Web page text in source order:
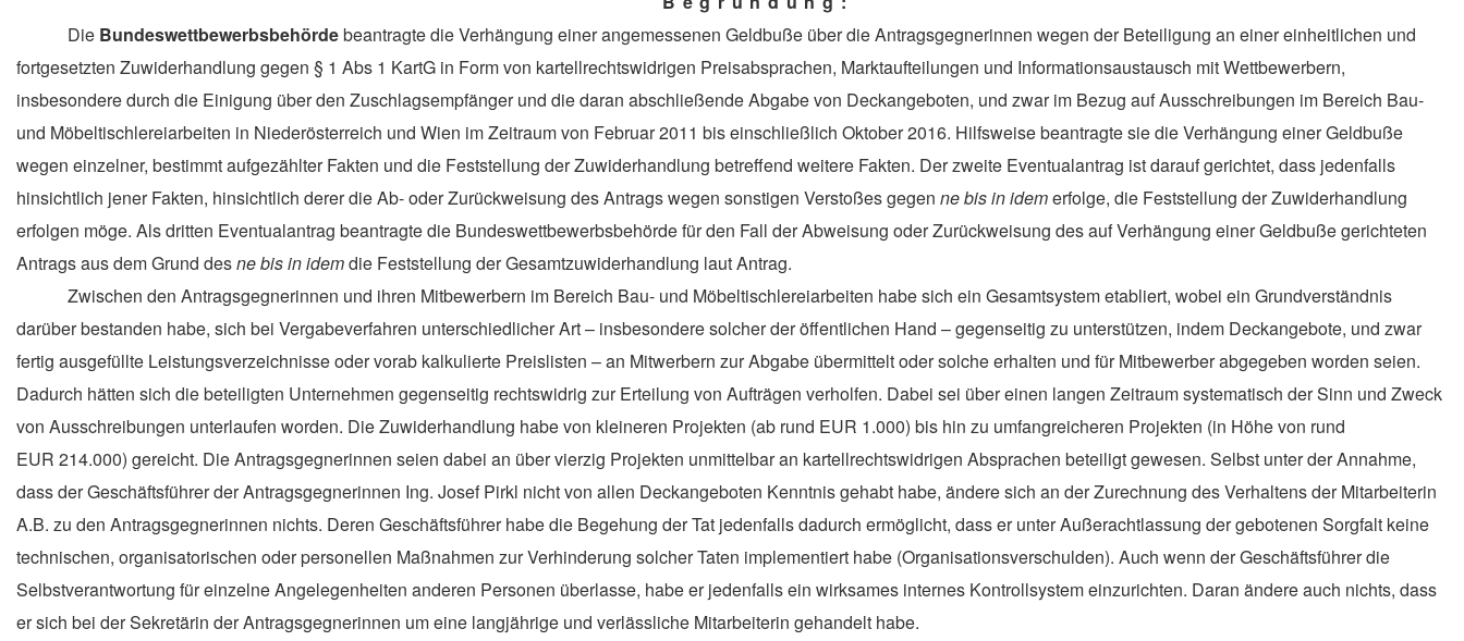
Die Bundeswettbewerbsbehördebeantragte die Verhängung einer angemessenen Geldbuße über die Antragsgegnerinnen wegen der Beteiligung an einer einheitlichen und
fortgesetzten Zuwiderhandlung gegen § 1 Abs 1 KartG in Form von kartellrechtswidrigen Preisabsprachen, Marktaufteilungen und Informationsaustausch mit Wettbewerbern,
insbesondere durch die Einigung über den Zuschlagsempfänger und die daran abschließende Abgabe von Deckangeboten, und zwar im Bezug auf Ausschreibungen im Bereich Bau-
und Möbeltischlereiarbeiten in Niederösterreich und Wien im Zeitraum von Februar 2011 bis einschließlich Oktober 2016. Hilfsweise beantragte sie die Verhängung einer Geldbuße
wegen einzelner, bestimmt aufgezählter Fakten und die Feststellung der Zuwiderhandlung betreffend weitere Fakten. Der zweite Eventualantrag ist darauf gerichtet, dass jedenfalls
hinsichtlich jener Fakten, hinsichtlich derer die Ab- oder Zurückweisung des Antrags wegen sonstigen Verstoßes gegen ne bis in idemerfolge, die Feststellung der Zuwiderhandlung
erfolgen möge. Als dritten Eventualantrag beantragtedie Bundeswettbewerbsbehördefür den Fall der Abweisung oder Zurückweisung des auf Verhängung einer Geldbuße gerichteten
Antrags aus dem Grund desne bis in idemdie Feststellung der Gesamtzuwiderhandlung laut Antrag.
Zwischen den Antragsgegnerinnen und ihren Mitbewerbern im Bereich Bau- und Möbeltischlereiarbeiten habe sich ein Gesamtsystem etabliert, wobei ein Grundverständnis
darüber bestanden habe, sich bei Vergabeverfahren unterschiedlicher Art – insbesondere solcher der öffentlichen Hand – gegenseitig zu unterstützen, indem Deckangebote, und zwar
fertig ausgefüllte Leistungsverzeichnisse oder vorab kalkulierte Preislisten – an Mitwerbern zur Abgabe übermittelt oder solche erhalten und für Mitbewerber abgegeben worden seien.
Dadurch hätten sich die beteiligten Unternehmen gegenseitig rechtswidrig zur Erteilung von Aufträgen verholfen. Dabei sei über einen langen Zeitraum systematisch der Sinn und Zweck
von Ausschreibungen unterlaufen worden. Die Zuwiderhandlung habe von kleineren Projekten (ab rund EUR 1.000) bis hin zu umfangreicheren Projekten (in Höhe von rund
EUR 214.000) gereicht. Die Antragsgegnerinnen seien dabei an über vierzig Projekten unmittelbar an kartellrechtswidrigen Absprachen beteiligt gewesen. Selbst unter der Annahme,
dass der Geschäftsführer der Antragsgegnerinnen Ing. Josef Pirkl nicht von allen Deckangeboten Kenntnis gehabt habe, ändere sich an der Zurechnung des Verhaltens der Mitarbeiterin
A.B. zu den Antragsgegnerinnen nichts. Deren Geschäftsführer habe die Begehung der Tat jedenfalls dadurch ermöglicht, dass er unter Außerachtlassung der gebotenen Sorgfalt keine
technischen, organisatorischen oder personellen Maßnahmen zur Verhinderung solcher Taten implementiert habe (Organisationsverschulden). Auch wenn der Geschäftsführer die
Selbstverantwortung für einzelne Angelegenheiten anderen Personen überlasse, habe er jedenfalls ein wirksames internes Kontrollsystem einzurichten. Daran ändere auch nichts, dass
er sich bei der Sekretärin der Antragsgegnerinnen um eine langjährige und verlässliche Mitarbeiterin gehandelt habe.